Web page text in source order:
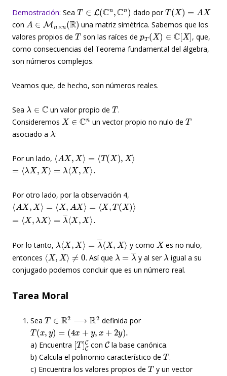
Demostración: Sea
T∈ (Cn,C n)
dado por
T(X)=
con
A∈Mn×n (R)
una matriz simétrica. Sabemos que los
valores propios de
T
son las raíces de
pT(X)∈C[X]
, que,
como consecuencias del Teorema fundamental del álgebra,
son números complejos.
Veamos que, de hecho, son números reales.
Sea
λ
un valor propio de
T
.
Consideremos
X∈Cn
un vector propio no nulo de
T
asociado a
λ
:
Por un lado,
⟨ A X,X ⟩= X),X⟩
= ⟨λX,X⟩=λ⟨ X,X⟩.
Por otro lado, por la observación 4,
⟨AX,X⟩=⟨X,AX⟩= ⟨X,T(X)⟩
=
X,λ X⟩ =λ ― XX⟩
Por lo tanto,
λ ⟨X,X ⟩= ―⟨X,X
y como
X
es no nulo,
entonces
⟨X,X⟩≠0
. Así que
λ=λ ―
y al ser
λ
igual a su
conjugado podemos concluir que es un número real.
Tarea Moral
Sea
T∈ R2⟶ 2
definida por
T(x ,y =( 4x+ x +2 ).
a) Encuentra
[T]CC
con
C
la base canónica.
b) Calcula el polinomio característico de
T
.
c) Encuentra los valores propios de
T
y un vector